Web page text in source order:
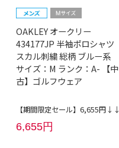
OAKLEY オークリー
434177JP 半袖ポロシャツ
スカル刺繍 総柄 ブルー系
サイズ：M ランク：A- 【中
古】ゴルフウェア
【期間限定セール】6,655円↓↓
6,655円